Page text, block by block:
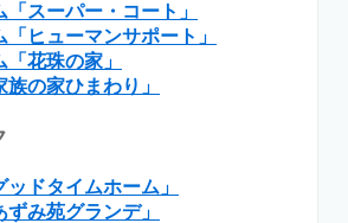
スーパー・コート」
ヒューマンサポート」
花珠の家」
の家ひまわり」
ドタイムホーム」
み苑グランデ」